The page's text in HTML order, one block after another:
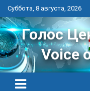
Перейти
к
контенту
Суббота, 8 августа, 2026
Голос
Voice